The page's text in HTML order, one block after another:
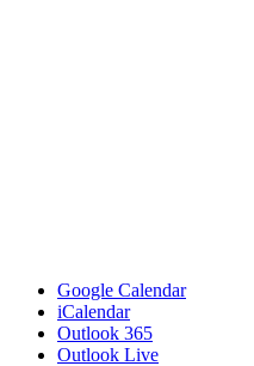
Google Calendar
iCalendar
Outlook 365
Outlook Live